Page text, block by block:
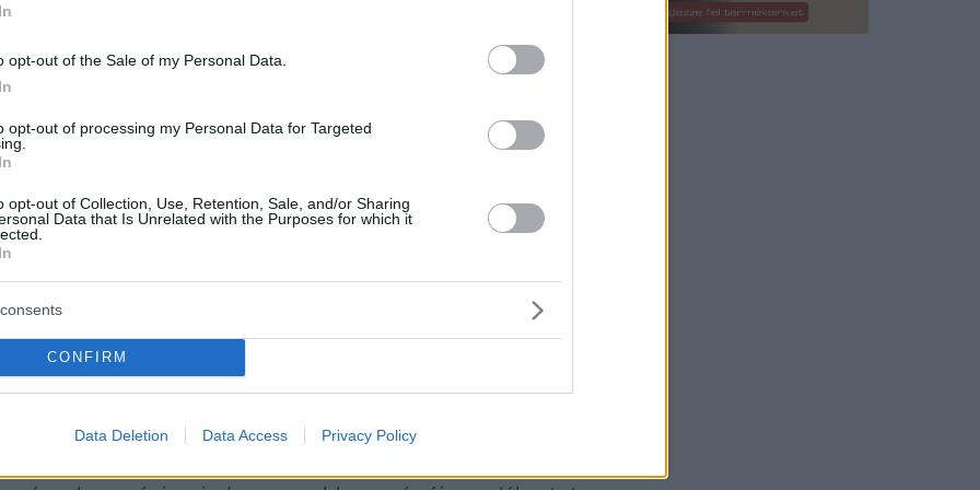
opt-out of the Sale of my Personal Data.
opt-out of processing my Personal Data for Targeted
opt-out of Collection, Use, Retention, Sale, and/or Sharing
Data that Is Unrelated with the Purposes for which it
CONFIRM
Data Deletion Data Access Privacy Policy
rengést regisztrálnak.
már erősnek számít. Az ilyen erejű rengések a
megrongálhatják az épületeket, megbéníthatják
is kiválthatnak. Amennyiben a földmozgás
a hatóságok cunamiveszély miatt is fokozott
kapcsán jelentős szökőárveszélyről nem
központok folyamatosan figyelik a
gyakran utórengések követik. Ezek akár órákon vagy
veszélyt jelentve a már meggyengült épületekre és
a mindennapok részét jelentik. Az ország lakossága